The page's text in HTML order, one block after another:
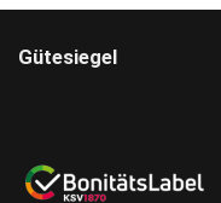
Gütesiegel